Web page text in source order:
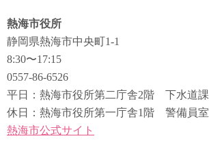
熱海市役所
静岡県熱海市中央町1-1
8:30〜17:15
0557-86-6526
平日：熱海市役所第二庁舎2階 下水道課
休日：熱海市役所第一庁舎1階 警備員室
熱海市公式サイト